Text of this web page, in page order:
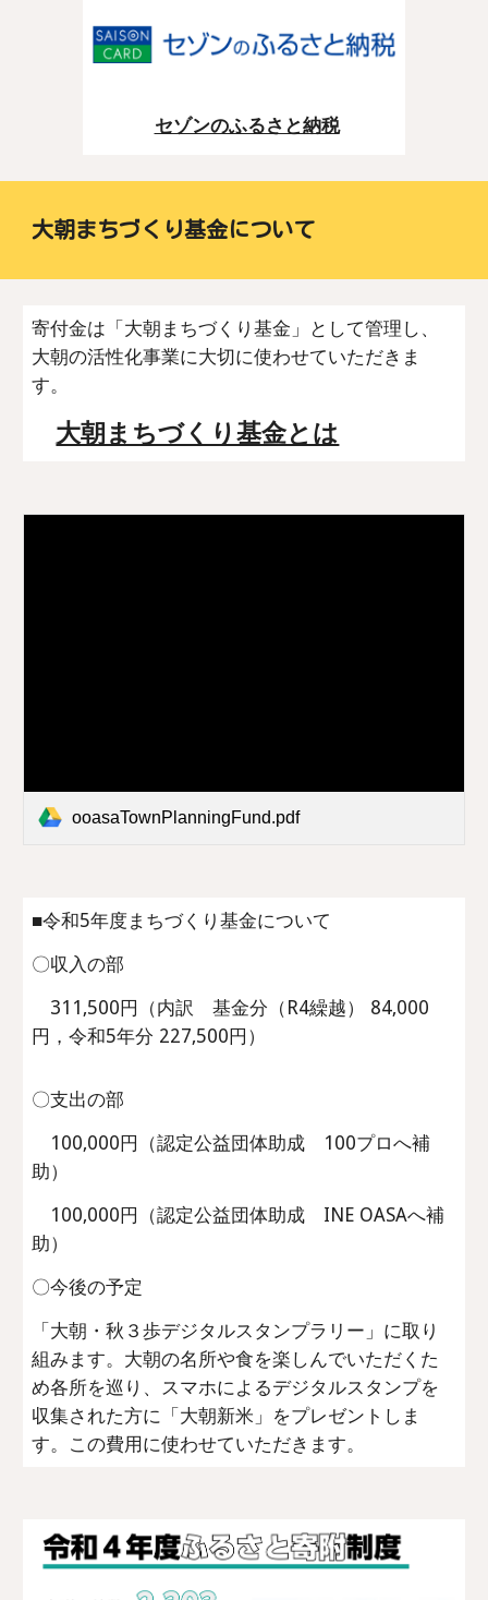
セゾンのふるさと納税
大朝まちづくり基金について
寄付金は「大朝まちづくり基金」として管理し、
大朝の活性化事業に大切に使わせていただきま
す。
大朝まちづくり基金とは
ooasaTownPlanningFund.pdf
■令和5年度まちづくり基金について
〇収入の部
311,500 円（内訳基金分（R4繰越） 84,000
円，令和5年分 227,500 円）
〇支出の部
100,000円（認定公益団体助成 100プロへ補
助）
100,000円（認定公益団体助成 INE OASAへ補
助）
〇今後の予定
「大朝・秋３歩デジタルスタンプラリー」に取り
組みます。大朝の名所や食を楽しんでいただくた
め各所を巡り、スマホによるデジタルスタンプを
収集された方に「大朝新米」をプレゼントしま
す。この費用に使わせていただきます。